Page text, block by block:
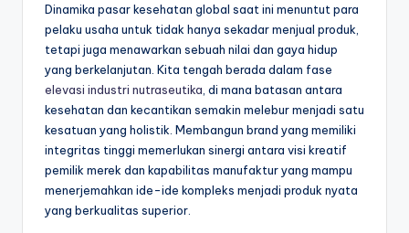
Dinamika pasar kesehatan global saat ini menuntut para
pelaku usaha untuk tidak hanya sekadar menjual produk,
tetapi juga menawarkan sebuah nilai dan gaya hidup
yang berkelanjutan. Kita tengah berada dalam fase
elevasi industri nutraseutika , di mana batasan antara
kesehatan dan kecantikan semakin melebur menjadi satu
kesatuan yang holistik. Membangun brand yang memiliki
integritas tinggi memerlukan sinergi antara visi kreatif
pemilik merek dan kapabilitas manufaktur yang mampu
menerjemahkan ide-ide kompleks menjadi produk nyata
yang berkualitas superior.